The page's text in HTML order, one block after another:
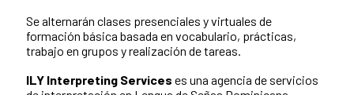
Se alternarán clases presenciales y virtuales de
formación básica basada en vocabulario, prácticas,
trabajo en grupos y realización de tareas.
ILY Interpreting Services es una agencia de servicios